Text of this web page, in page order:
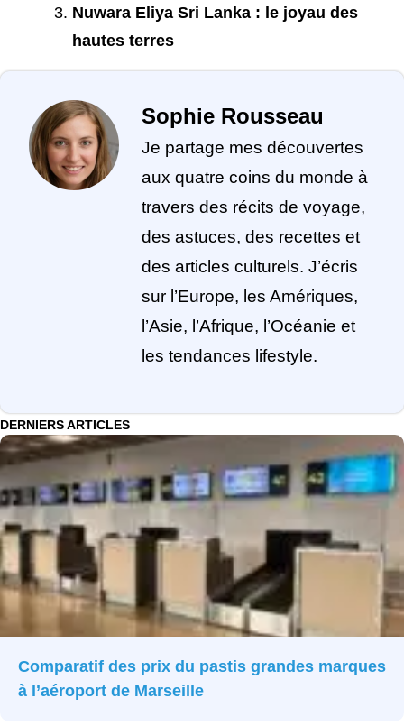
Nuwara Eliya Sri Lanka : le joyau des
hautes terres
Sophie Rousseau
Je partage mes découvertes
aux quatre coins du monde à
travers des récits de voyage,
des astuces, des recettes et
des articles culturels. J’écris
sur l’Europe, les Amériques,
l’Asie, l’Afrique, l’Océanie et
les tendances lifestyle.
DERNIERS ARTICLES
Comparatif des prix du pastis grandes marques
à l’aéroport de Marseille